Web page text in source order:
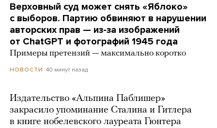
Верховный суд может снять «Яблоко»
с выборов. Партию обвиняют в нарушении
авторских прав — из-за изображений
от ChatGPT и фотографий 1945 года
Примеры претензий — максимально коротко
НОВОСТИ 40 минут назад
Издательство «Альпина Паблишер»
закрасило упоминание Сталина и Гитлера
в книге нобелевского лауреата Гюнтера